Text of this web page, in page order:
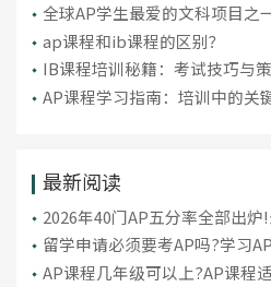
全球AP学生最爱的文科项目之
ap课程和ib课程的区别？
​IB课程培训秘籍：考试技巧与
AP课程学习指南：培训中的关
最新阅读
2026年40门AP五分率全部出
科目更容易拿5分?
留学申请必须要考AP吗?学习
AP课程几年级可以上?AP课程